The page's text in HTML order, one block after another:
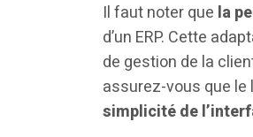
Il faut noter que la
d’un ERP. Cette
de gestion de la
assurez-vous que
simplicité de